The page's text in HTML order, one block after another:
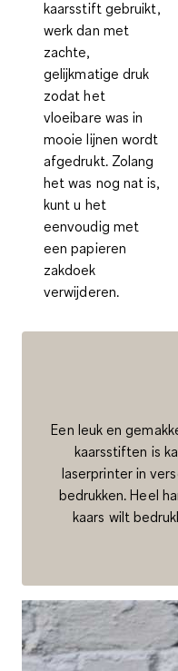
kaarsstift gebruikt,
werk dan met
zachte,
gelijkmatige druk
zodat het
vloeibare was in
mooie lijnen wordt
afgedrukt. Zolang
het was nog nat is,
kunt u het
eenvoudig met
een papieren
zakdoek
verwijderen.
Een leuk en
kaarsstiften is
laserprinter in
bedrukken. Heel
kaars wilt